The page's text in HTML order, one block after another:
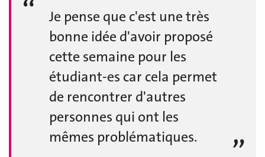
Je pense que c'est une très
bonne idée d'avoir proposé
cette semaine pour les
étudiant-es car cela permet
de rencontrer d'autres
personnes qui ont les
mêmes problématiques.